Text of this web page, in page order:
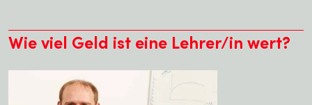
Wie viel Geld ist eine Lehrer/in wert?